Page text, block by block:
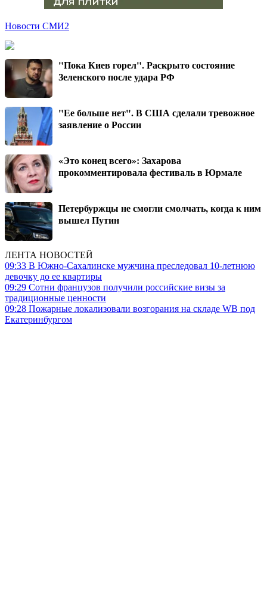
Новости СМИ2
"Пока Киев горел". Раскрыто состояние
Зеленского после удара РФ
"Ее больше нет". В США сделали тревожное
заявление о России
«Это конец всего»: Захарова
прокомментировала фестиваль в Юрмале
Петербуржцы не смогли смолчать, когда к ним
вышел Путин
ЛЕНТА НОВОСТЕЙ
09:33 В Южно-Сахалинске мужчина преследовал 10-летнюю
девочку до ее квартиры
09:29 Сотни французов получили российские визы за
традиционные ценности
09:28 Пожарные локализовали возгорания на складе WB под
Екатеринбургом